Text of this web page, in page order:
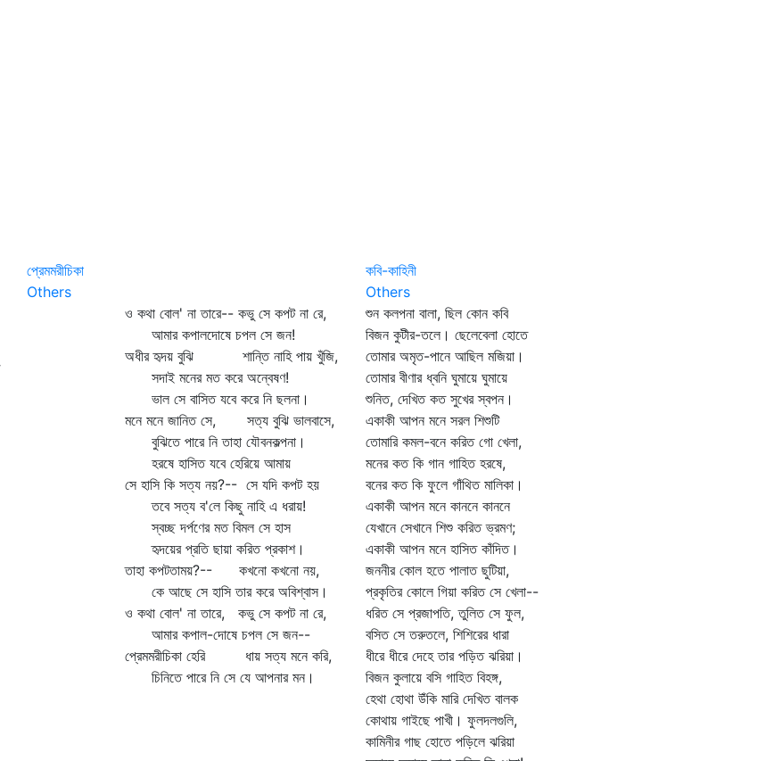
প্রেমমরীচিকা
Others
ও কথা বোল' না তারে-- কভু সে কপট না রে,
আমার কপালদোষে চপল সে জন!
অধীর হৃদয় বুঝি শান্তি নাহি পায় খুঁজি,
সদাই মনের মত করে অন্বেষণ!
ভাল সে বাসিত যবে করে নি ছলনা।
মনে মনে জানিত সে, সত্য বুঝি ভালবাসে,
বুঝিতে পারে নি তাহা যৌবনকল্পনা।
হরষে হাসিত যবে হেরিয়ে আমায়
সে হাসি কি সত্য নয়?-- সে যদি কপট হয়
তবে সত্য ব'লে কিছু নাহি এ ধরায়!
স্বচ্ছ দর্পণের মত বিমল সে হাস
হৃদয়ের প্রতি ছায়া করিত প্রকাশ।
তাহা কপটতাময়?-- কখনো কখনো নয়,
কে আছে সে হাসি তার করে অবিশ্বাস।
ও কথা বোল' না তারে, কভু সে কপট না রে,
আমার কপাল-দোষে চপল সে জন--
প্রেমমরীচিকা হেরি ধায় সত্য মনে করি,
চিনিতে পারে নি সে যে আপনার মন।
কবি-কাহিনী
Others
শুন কলপনা বালা, ছিল কোন কবি
বিজন কুটীর-তলে। ছেলেবেলা হোতে
তোমার অমৃত-পানে আছিল মজিয়া।
তোমার বীণার ধ্বনি ঘুমায়ে ঘুমায়ে
শুনিত, দেখিত কত সুখের স্বপন।
একাকী আপন মনে সরল শিশুটি
তোমারি কমল-বনে করিত গো খেলা,
মনের কত কি গান গাহিত হরষে,
বনের কত কি ফুলে গাঁথিত মালিকা।
একাকী আপন মনে কাননে কাননে
যেখানে সেখানে শিশু করিত ভ্রমণ;
একাকী আপন মনে হাসিত কাঁদিত।
জননীর কোল হতে পালাত ছুটিয়া,
প্রকৃতির কোলে গিয়া করিত সে খেলা--
ধরিত সে প্রজাপতি, তুলিত সে ফুল,
বসিত সে তরুতলে, শিশিরের ধারা
ধীরে ধীরে দেহে তার পড়িত ঝরিয়া।
বিজন কুলায়ে বসি গাহিত বিহঙ্গ,
হেথা হোথা উঁকি মারি দেখিত বালক
কোথায় গাইছে পাখী। ফুলদলগুলি,
কামিনীর গাছ হোতে পড়িলে ঝরিয়া